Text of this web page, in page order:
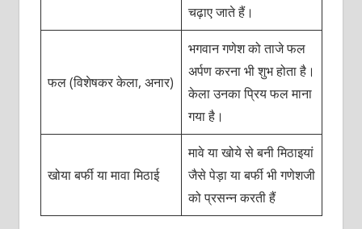
चढ़ाए जाते हैं।
फल (विशेषकर केला, अनार)
भगवान गणेश को ताजे फल
अर्पण करना भी शुभ होता है।
केला उनका प्रिय फल माना
गया है।
खोया बर्फी या मावा मिठाई
मावे या खोये से बनी मिठाइयां
जैसे पेड़ा या बर्फी भी गणेशजी
को प्रसन्न करती हैं